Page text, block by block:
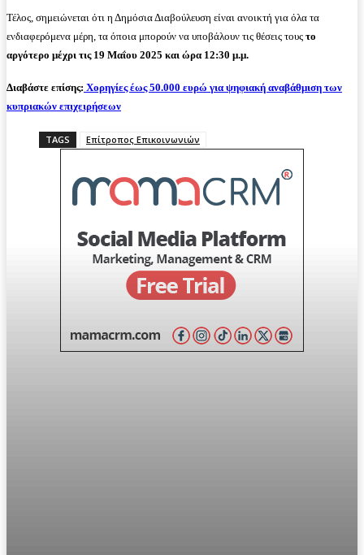
Τέλος, σημειώνεται ότι η Δημόσια Διαβούλευση είναι ανοικτή για όλα τα
ενδιαφερόμενα μέρη, τα όποια μπορούν να υποβάλουν τις θέσεις τους το
αργότερο μέχρι τις 19 Μαΐου 2025 και ώρα 12:30 μ.μ.
Διαβάστε επίσης: Χορηγίες έως 50.000 ευρώ για ψηφιακή αναβάθμιση των
κυπριακών επιχειρήσεων
TAGS Επίτροπος Επικοινωνιών